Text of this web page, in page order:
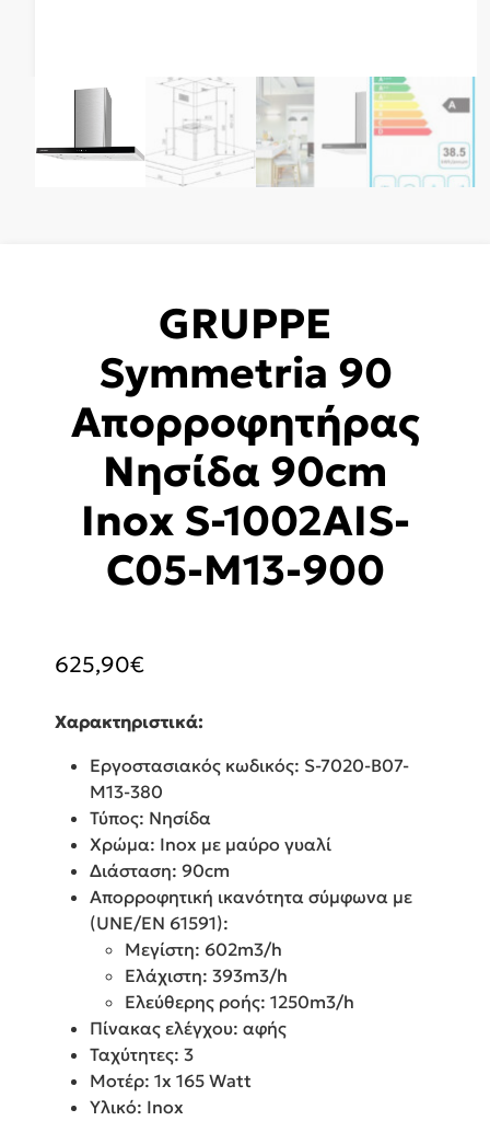
GRUPPE
Symmetria 90
Απορροφητήρας
Νησίδα 90cm
Inox S-1002AIS-
C05-M13-900
625,90€
Χαρακτηριστικά:
Εργοστασιακός κωδικός: S-7020-B07-
M13-380
Τύπος: Νησίδα
Χρώμα: Inox με μαύρο γυαλί
Διάσταση: 90cm
Απορροφητική ικανότητα σύμφωνα με
(UNE/EN 61591):
Μεγίστη: 602m3/h
Ελάχιστη: 393m3/h
Ελεύθερης ροής: 1250m3/h
Πίνακας ελέγχου: αφής
Ταχύτητες: 3
Μοτέρ: 1x 165 Watt
Υλικό: Inox